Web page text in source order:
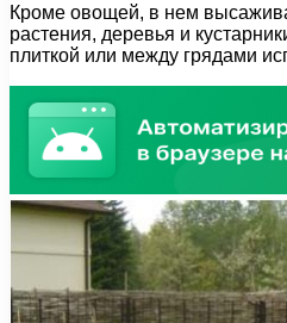
Кроме овощей, в нем
растения, деревья и
плиткой или между грядами